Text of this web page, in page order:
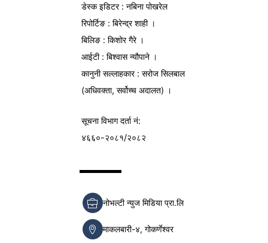
डेस्क इडिटर : नबिना पोखरेल
रिपोर्टिङ : बिरेन्द्र शाही ।
बिलिङ : किशोर गैरे ।
आईटी : बिश्वास न्यौपाने ।
कानुनी सल्लाहकार : सरोज सिलबाल
(अधिवक्ता, सर्वोच्च अदालत) ।
सूचना विभागदर्ता नं:
४६६०-२०८१/२०८२
नोभल्टी न्युज मिडिया प्रा.लि
माकलबारी-४, गोकर्णेश्वर